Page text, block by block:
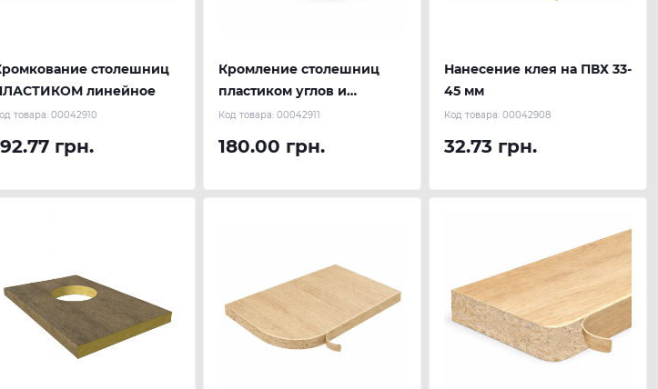
столешниц
линейное
товара: 00042910
грн.
Кромление столешниц
пластиком углов и
радиусов, криволинейное
Код товара: 00042911
180.00 грн.
Нанесение клея на ПВХ 33-
45 мм
Код товара: 00042908
32.73 грн.